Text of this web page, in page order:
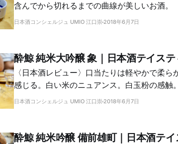
含んでから切れるまでの曲線が美しいお酒。
日本酒コンシェルジュ UMIO 江口崇 2018年6月7日
酔鯨 純米大吟醸 象｜日本酒テイステ
〈日本酒レビュー〉口当たりは軽やかで柔
感じる。白い米のニュアンス。白玉粉の感触。
日本酒コンシェルジュ UMIO 江口崇 2018年6月7日
酔鯨 純米吟醸 備前雄町｜日本酒テ